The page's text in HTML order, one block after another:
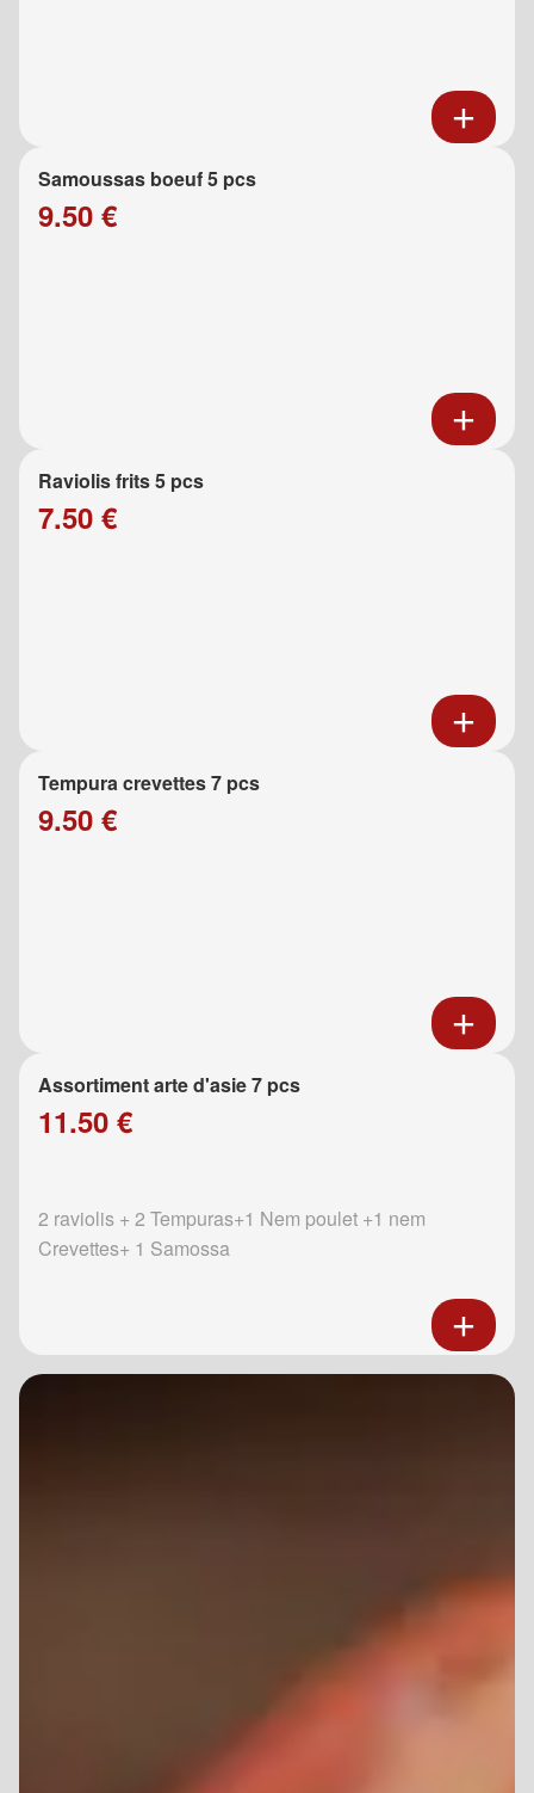
Samoussas boeuf 5 pcs
9.50 €
Raviolis frits 5 pcs
7.50 €
Tempura crevettes 7 pcs
9.50 €
Assortiment arte d'asie 7 pcs
11.50 €
2 raviolis + 2 Tempuras+1 Nem poulet +1 nem
Crevettes+ 1 Samossa